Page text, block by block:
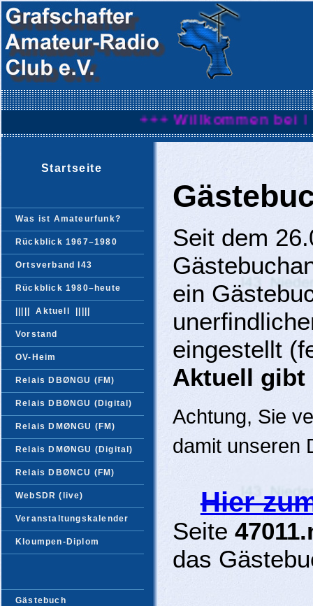
+++ Willkommen bei I43 +++
Startseite
Was ist Amateurfunk?
Rückblick 1967–1980
Ortsverband I43
Rückblick 1980–heute
|||||Aktuell
Vorstand
OV-Heim
Relais DBØNGU (FM)
Relais DBØNGU (Digital)
Relais DMØNGU (FM)
Relais DMØNGU (Digital)
Relais DBØNCU (FM)
WebSDR (live)
Veranstaltungskalender
Kloumpen-Diplom
Gästebuch
Seit dem
ein
eingestellt
Aktuell gibt
Achtung, Sie
damit unseren
Hier
Seite
das